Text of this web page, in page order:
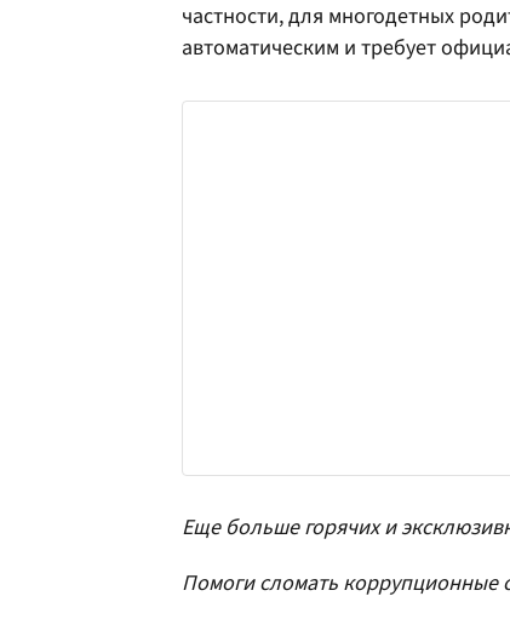
частности, для многодетных
автоматическим и требует
Еще больше горячих и
Помоги сломать коррупционные